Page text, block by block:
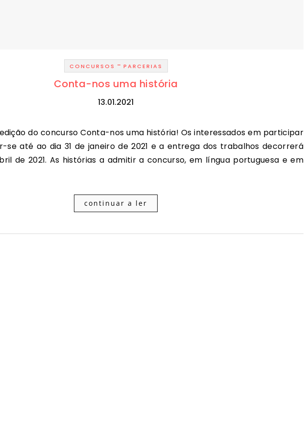
CONCURSOS - PARCERIAS
Conta-nos uma história
13.01.2021
se até ao dia 31 de janeiro de 2021 e a entrega dos trabalhos decorrerá
de 2021. As histórias a admitir a concurso, em língua portuguesa e em
continuar a ler